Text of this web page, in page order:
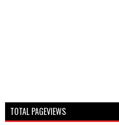
TOTAL PAGEVIEWS